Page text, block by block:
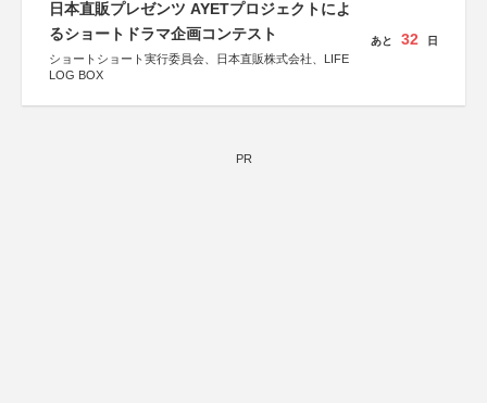
日本直販プレゼンツ AYETプロジェクトによ
るショートドラマ企画コンテスト
ショートショート実行委員会、日本直販株式会社、LIFE
LOG BOX
あと 32 日
PR